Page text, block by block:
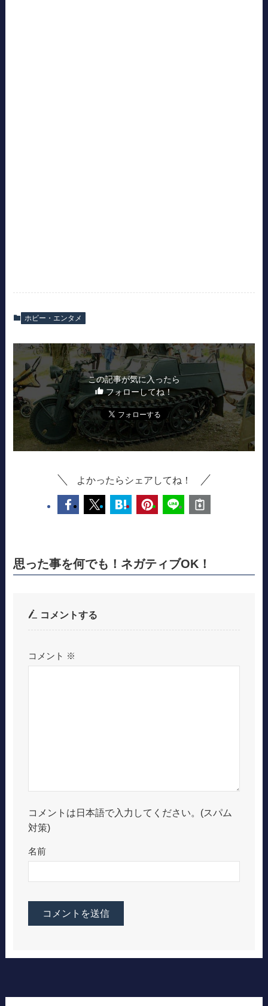
ホビー・エンタメ
この記事が気に入ったら
フォローしてね！
よかったらシェアしてね！
思った事を何でも！ネガティブOK！
コメントする
コメント ※
コメントは日本語で入力してください。(スパム
対策)
名前